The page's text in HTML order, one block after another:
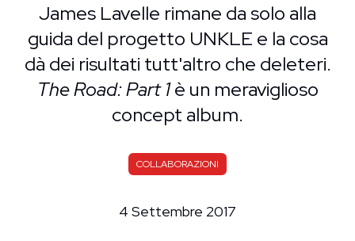
James Lavelle rimane da solo alla
guida del progetto UNKLE e la cosa
dà dei risultati tutt'altro che deleteri.
The Road: Part 1è un meraviglioso
concept album.
COLLABORAZIONI
4 Settembre 2017